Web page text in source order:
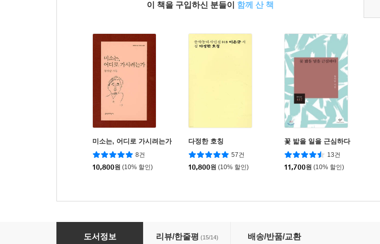
이 책을 구입하신 분들이 함께 산 책
미소는, 어디로 가시려는가
8건
10,800원 (10% 할인)
다정한 호칭
57건
10,800원 (10% 할인)
꽃 밟을 일을 근심하다
13건
11,700원 (10% 할인)
고요는 도망가지 말아라
도서정보 리뷰/한줄평 (15/14) 배송/반품/교환